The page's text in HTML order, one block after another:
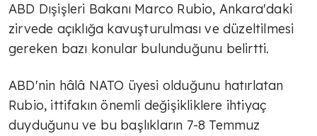
ABD Dışişleri Bakanı Marco Rubio, Ankara'daki
zirvede açıklığa kavuşturulması ve düzeltilmesi
gereken bazı konular bulunduğunu belirtti.
ABD'nin hâlâ NATO üyesi olduğunu hatırlatan
Rubio, ittifakın önemli değişikliklere ihtiyaç
duyduğunu ve bu başlıkların 7-8 Temmuz